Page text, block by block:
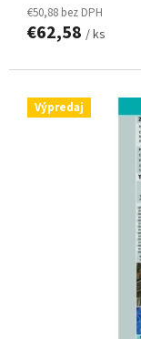
€50,88 bez DPH
€62,58 / ks
Výpredaj